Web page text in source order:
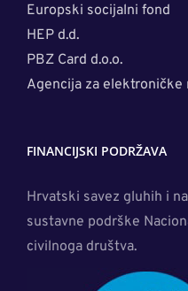
Europski socijalni fond
HEP d.d.
PBZ Card d.o.o.
Agencija za elektroničke
FINANCIJSKI PODRŽAVA
Hrvatski savez gluhih i
sustavne podrške
civilnoga društva.